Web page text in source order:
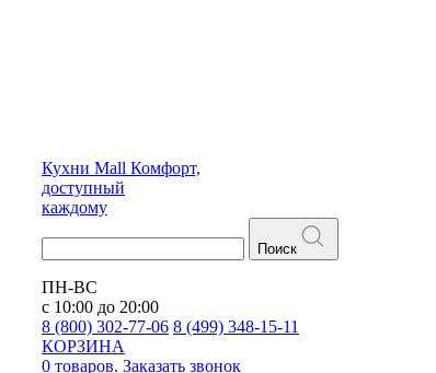
Кухни Mall Комфорт,
доступный
каждому
Поиск
ПН-ВС
с 10:00 до 20:00
8 (800) 302-77-06 8 (499) 348-15-11
КОРЗИНА
0 товаров. Заказать звонок